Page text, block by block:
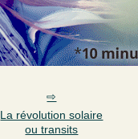
La révolution solaire
ou transits